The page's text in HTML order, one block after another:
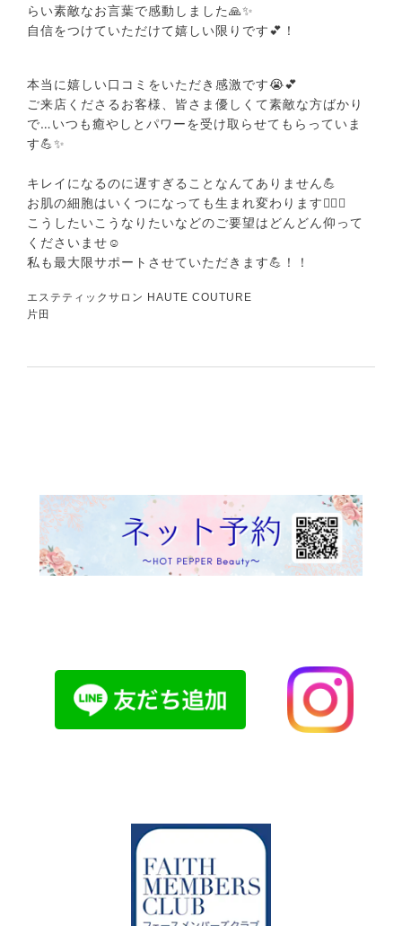
らい素敵なお言葉で感動しました🙏✨
自信をつけていただけて嬉しい限りです💕！
本当に嬉しい口コミをいただき感激です😭💕
ご来店くださるお客様、皆さま優しくて素敵な方ばかり
で…いつも癒やしとパワーを受け取らせてもらっていま
す💪✨
キレイになるのに遅すぎることなんてありません💪
お肌の細胞はいくつになっても生まれ変わります💆‍♀️✨
こうしたいこうなりたいなどのご要望はどんどん仰って
くださいませ☺️
私も最大限サポートさせていただきます💪！！
エステティックサロン HAUTE COUTURE
片田